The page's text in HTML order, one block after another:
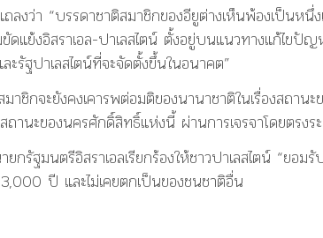
ถลงว่า “บรรดาชาติสมาชิกของอียูต่างเห็นพ้องเป็นหนึ่
แย้งอิสราเอล-ปาเลสไตน์ ตั้งอยู่บนแนวทางแก้ไขปัญ
ละรัฐปาเลสไตน์ที่จะจัดตั้งขึ้นในอนาคต”
มาชิกจะยังคงเคารพต่อมติของนานาชาติในเรื่องสถาน
ถานะของนครศักดิ์สิทธิ์แห่งนี้ ผ่านการเจรจาโดยตรงร
กรัฐมนตรีอิสราเอลเรียกร้องให้ชาวปาเลสไตน์ “ยอม
ปี และไม่เคยตกเป็นของชนชาติอื่น